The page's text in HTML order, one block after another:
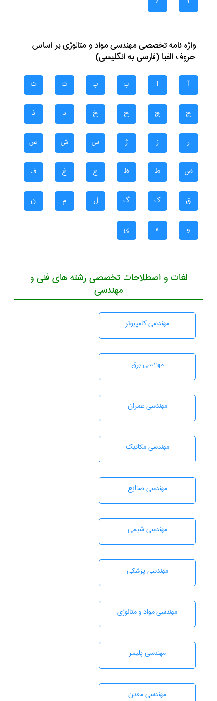
واژه نامه تخصصیمهندسی مواد و متالوژیبر اساس
حروف الفبا (فارسی به انگلیسی)
آ ا ب پ ت ث
ج چ ح خ د ذ
ر ز ژ س ش ص
ض ط ظ ع غ ف
ق ک گ ل م ن
و ه ی
لغات و اصطلاحات تخصصی رشته های فنی و
مهندسی
مهندسی كامپيوتر
مهندسی برق
مهندسی عمران
مهندسی مکانیک
مهندسی صنايع
مهندسي شيمی
مهندسی پزشکی
مهندسی مواد و متالوژی
مهندسی پليمر
مهندسی معدن